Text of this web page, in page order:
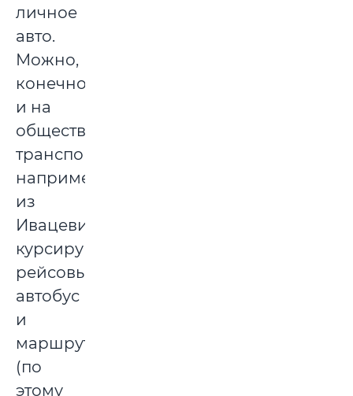
личное
авто.
Можно,
конечно,
и на
общественном
транспорте,
например,
из
Ивацевичей
курсируют
рейсовый
автобус
и
маршрутка
(по
этому